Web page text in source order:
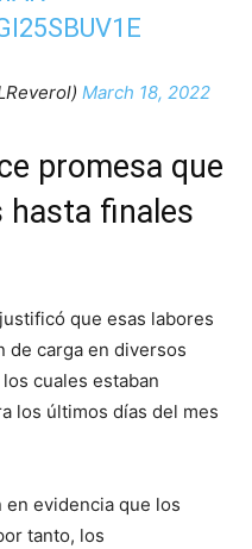
March 18, 2022
promesa que
hasta finales
que esas labores
de carga en diversos
cuales estaban
los últimos días del mes
en evidencia que los
tanto, los